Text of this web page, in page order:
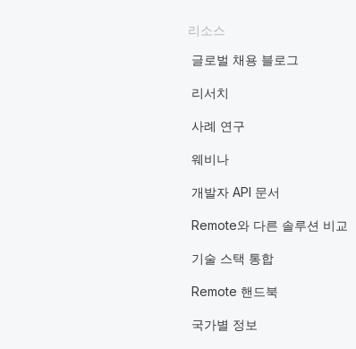
리소스
글로벌 채용 블로그
리서치
사례 연구
웨비나
개발자 API 문서
Remote와 다른 솔루션 비교
기술 스택 통합
Remote 핸드북
국가별 정보